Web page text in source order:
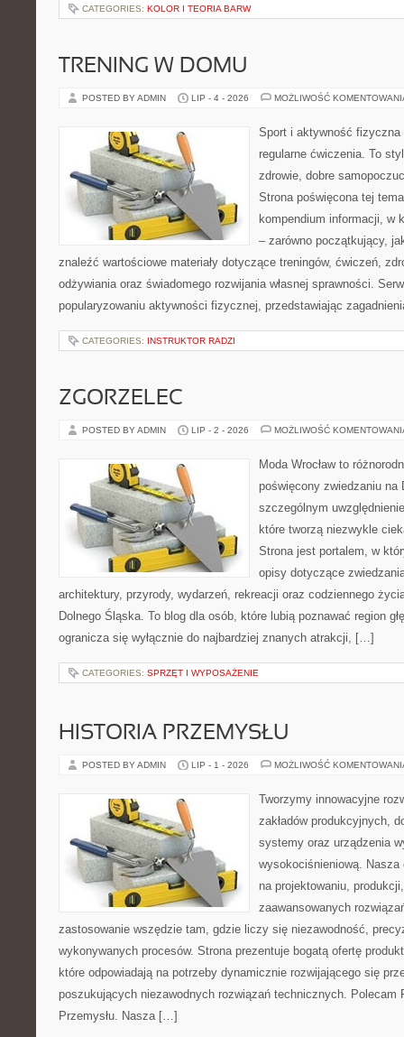
CATEGORIES: KOLOR I TEORIA BARW
TRENING W DOMU
POSTED BY ADMIN LIP - 4 - 2026 MOŻLIWOŚĆ
Sport i aktywność
regularne ćwiczenia. To
zdrowie, dobre
Strona poświęcona tej
kompendium informacji, w
– zarówno początkujący,
znaleźć wartościowe materiały dotyczące treningów, ćwiczeń,
odżywiania oraz świadomego rozwijania własnej sprawności.
popularyzowaniu aktywności fizycznej, przedstawiając
CATEGORIES: INSTRUKTOR RADZI
ZGORZELEC
POSTED BY ADMIN LIP - 2 - 2026 MOŻLIWOŚĆ
Moda Wrocław to
poświęcony zwiedzaniu na
szczególnym
które tworzą niezwykle
Strona jest portalem, w
opisy dotyczące
architektury, przyrody, wydarzeń, rekreacji oraz codziennego
Dolnego Śląska. To blog dla osób, które lubią poznawać region
ogranicza się wyłącznie do najbardziej znanych atrakcji, […]
CATEGORIES: SPRZĘT I WYPOSAŻENIE
HISTORIA PRZEMYSŁU
POSTED BY ADMIN LIP - 1 - 2026 MOŻLIWOŚĆ
Tworzymy innowacyjne
zakładów produkcyjnych,
systemy oraz urządzenia
wysokociśnieniową. Nasza
na projektowaniu,
zaawansowanych
zastosowanie wszędzie tam, gdzie liczy się niezawodność,
wykonywanych procesów. Strona prezentuje bogatą ofertę
które odpowiadają na potrzeby dynamicznie rozwijającego się
poszukujących niezawodnych rozwiązań technicznych. Polecam
Przemysłu. Nasza […]